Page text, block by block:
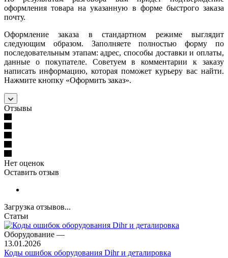
оформления товара на указанную в форме быстрого заказа
почту.
Оформление заказа в стандартном режиме выглядит
следующим образом. Заполняете полностью форму по
последовательным этапам: адрес, способы доставки и оплаты,
данные о покупателе. Советуем в комментарии к заказу
написать информацию, которая поможет курьеру вас найти.
Нажмите кнопку «Оформить заказ».
Отзывы
Нет оценок
Оставить отзыв
Загрузка отзывов...
Статьи
Оборудование —
13.01.2026
Коды ошибок оборудования Dihr и деталировка